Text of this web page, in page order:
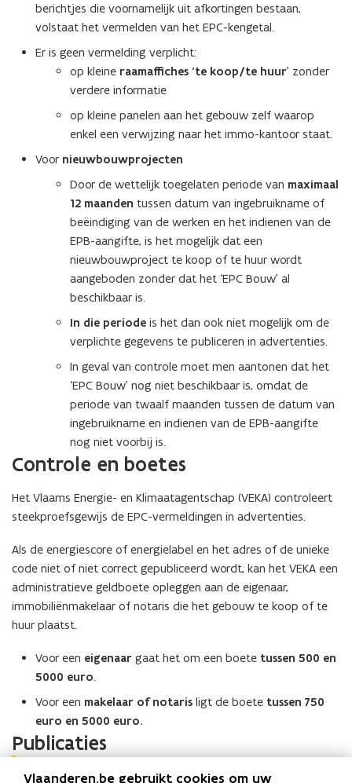
berichtjes die voornamelijk uit afkortingen bestaan,
volstaat het vermelden van het EPC-kengetal.
Er is geen vermelding verplicht:
op kleine raamaffiches ‘te koop/te huur’ zonder
verdere informatie
op kleine panelen aan het gebouw zelf waarop
enkel een verwijzing naar het immo-kantoor staat.
Voor nieuwbouwprojecten
Door de wettelijk toegelaten periode van maximaal
12 maanden tussen datum van ingebruikname of
beëindiging van de werken en het indienen van de
EPB-aangifte, is het mogelijk dat een
nieuwbouwproject te koop of te huur wordt
aangeboden zonder dat het ‘EPC Bouw’ al
beschikbaar is.
In die periode is het dan ook niet mogelijk om de
verplichte gegevens te publiceren in advertenties.
In geval van controle moet men aantonen dat het
‘EPC Bouw’ nog niet beschikbaar is, omdat de
periode van twaalf maanden tussen de datum van
ingebruikname en indienen van de EPB-aangifte
nog niet voorbij is.
Controle en boetes
Het Vlaams Energie- en Klimaatagentschap (VEKA) controleert
steekproefsgewijs de EPC-vermeldingen in advertenties.
Als de energiescore of energielabel en het adres of de unieke
code niet of niet correct gepubliceerd wordt, kan het VEKA een
administratieve geldboete opleggen aan de eigenaar,
immobiliënmakelaar of notaris die het gebouw te koop of te
huur plaatst.
Voor een eigenaar gaat het om een boete tussen 500 en
5000 euro.
Voor een makelaar of notaris ligt de boete tussen 750
euro en 5000 euro.
Publicaties
e
H
e
Vlaanderen.be gebruikt cookies om uw